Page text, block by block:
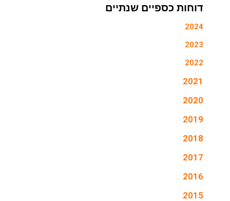
דוחות כספיים שנתיים
2024
2023
2022
2021
2020
2019
2018
2017
2016
2015